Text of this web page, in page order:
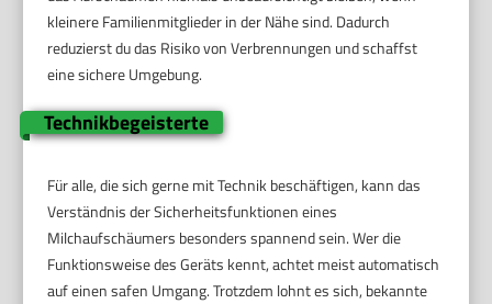
kleinere Familienmitglieder in der Nähe sind. Dadurch
reduzierst du das Risiko von Verbrennungen und schaffst
eine sichere Umgebung.
Technikbegeisterte
Für alle, die sich gerne mit Technik beschäftigen, kann das
Verständnis der Sicherheitsfunktionen eines
Milchaufschäumers besonders spannend sein. Wer die
Funktionsweise des Geräts kennt, achtet meist automatisch
auf einen safen Umgang. Trotzdem lohnt es sich, bekannte